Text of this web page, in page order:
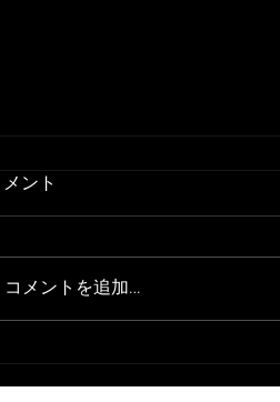
頼有難うございます。
メント
コメントを追加…